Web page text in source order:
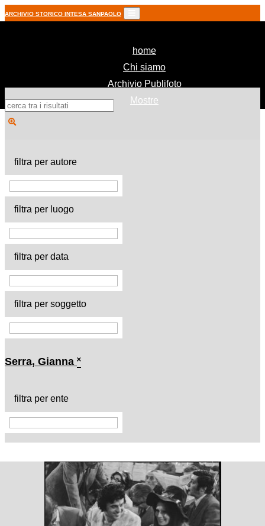
ARCHIVIO STORICO INTESA SANPAOLO
home(current)
Chi siamo
Archivio Publifoto
Mostre
filtra per autore
filtra per luogo
filtra per data
filtra per soggetto
Serra, Gianna ˟
filtra per ente